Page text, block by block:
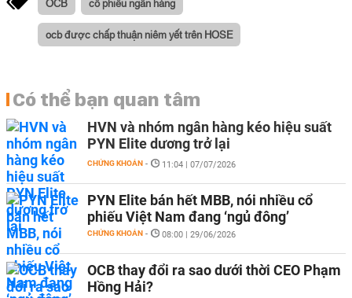
ocb được chấp thuận niêm yết trên HOSE
Có thể bạn quan tâm
HVN và nhóm ngân hàng kéo hiệu suất
PYN Elite dương trở lại
CHỨNG KHOÁN - 11:04 | 07/07/2026
PYN Elite bán hết MBB, nói nhiều cổ
phiếu Việt Nam đang ‘ngủ đông’
CHỨNG KHOÁN - 08:00 | 29/06/2026
OCB thay đổi ra sao dưới thời CEO Phạm
Hồng Hải?